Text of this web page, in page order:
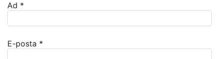
Ad *
E-posta *